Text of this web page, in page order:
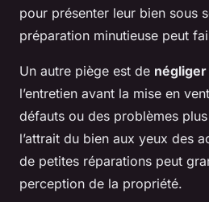
pour présenter leur bien sous
préparation minutieuse peut
Un autre piège est de
l’entretien avant la mise en
défauts ou des problèmes
l’attrait du bien aux yeux des
de petites réparations peut
perception de la propriété.